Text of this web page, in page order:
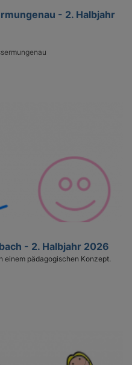
- 2. Halbjahr
- 2. Halbjahr 2026
einem pädagogischen Konzept.